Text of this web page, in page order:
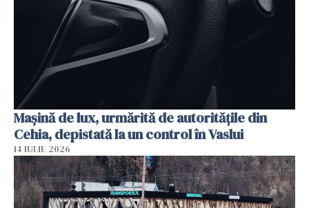
Mașină de lux, urmărită de autoritățile din
Cehia, depistată la un control în Vaslui
14 IULIE 2026